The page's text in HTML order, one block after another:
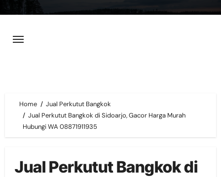
content
Home
Jual Perkutut Bangkok
Jual Perkutut Bangkok di Sidoarjo, Gacor Harga Murah
Hubungi WA 08871911935
Jual Perkutut Bangkok di